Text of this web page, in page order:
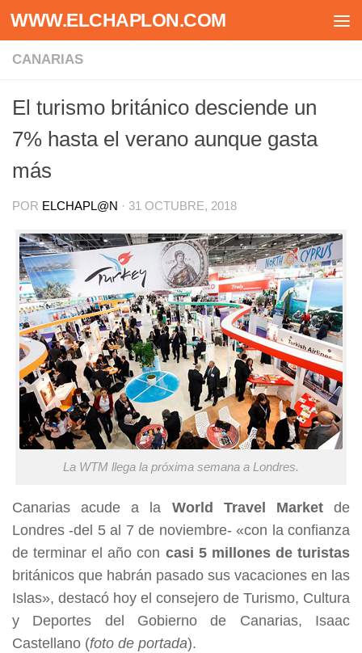
Saltar al contenido
WWW.ELCHAPLON.COM
CANARIAS
El turismo británico desciende un
7% hasta el verano aunque gasta
más
POR ELCHAPL@N · 31 OCTUBRE, 2018
La WTM llega la próxima semana a Londres.
Canarias acude a la World Travel Marketde
Londres -del 5 al 7 de noviembre- «con la confianza
de terminar el año con casi 5 millones de turistas
británicos que habrán pasado sus vacaciones en las
Islas», destacó hoy el consejero de Turismo, Cultura
y Deportes del Gobierno de Canarias, Isaac
Castellano (foto de portada).